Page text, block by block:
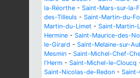
la-Réorthe - Saint-Mars-sur-la-
des-Tilleuls - Saint-Martin-du-
Martin-du-Limet - Saint-Martin-
Hermine - Saint-Maurice-des-
le-Girard - Saint-Melaine-sur-
Mesmin - Saint-Michel-Chef-
l'Herm - Saint-Michel-le-Cloucq
Saint-Nicolas-de-Redon -